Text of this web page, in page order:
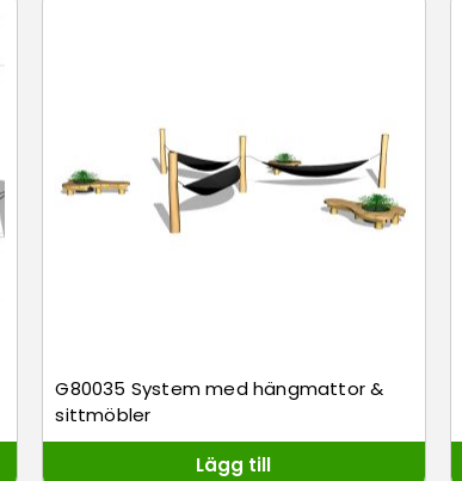
G80035 System med hängmattor &
sittmöbler
Lägg till